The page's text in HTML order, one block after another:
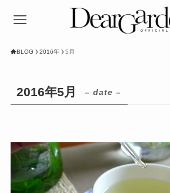
BLOG 2016年 5月
2016年5月 – date –